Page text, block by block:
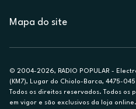
Mapa do site
© 2004-2026, RADIO POPULAR -
(KM7), Lugar do Chiolo-Barca, 4475-
Todos os direitos reservados. Todos os
em vigor e são exclusivos da loja online.